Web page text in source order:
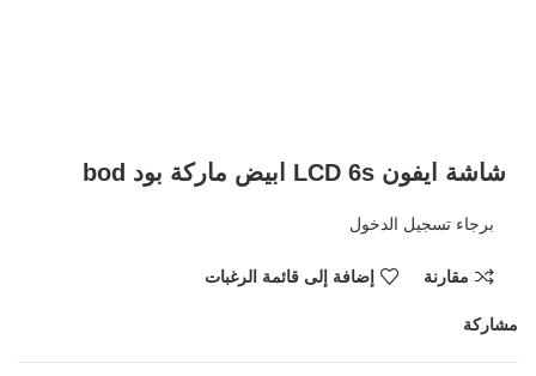
شاشة ايفون LCD 6s ابيض ماركة بود bod
برجاء تسجيل الدخول
مقارنة إضافة إلى قائمة الرغبات
مشاركة